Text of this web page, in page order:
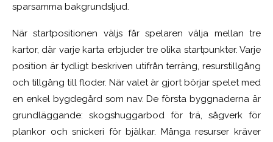
sparsamma bakgrundsljud.
När startpositionen väljs får spelaren välja mellan tre
kartor, där varje karta erbjuder tre olika startpunkter. Varje
position är tydligt beskriven utifrån terräng, resurstillgång
och tillgång till floder. När valet är gjort börjar spelet med
en enkel bygdegård som nav. De första byggnaderna är
grundläggande: skogshuggarbod för trä, sågverk för
plankor och snickeri för bjälkar. Många resurser kräver